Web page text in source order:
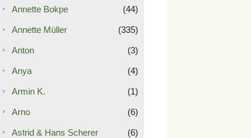
Annette Bokpe (44)
Annette Müller (335)
Anton (3)
Anya (4)
Armin K. (1)
Arno (6)
Astrid & Hans Scherer (6)